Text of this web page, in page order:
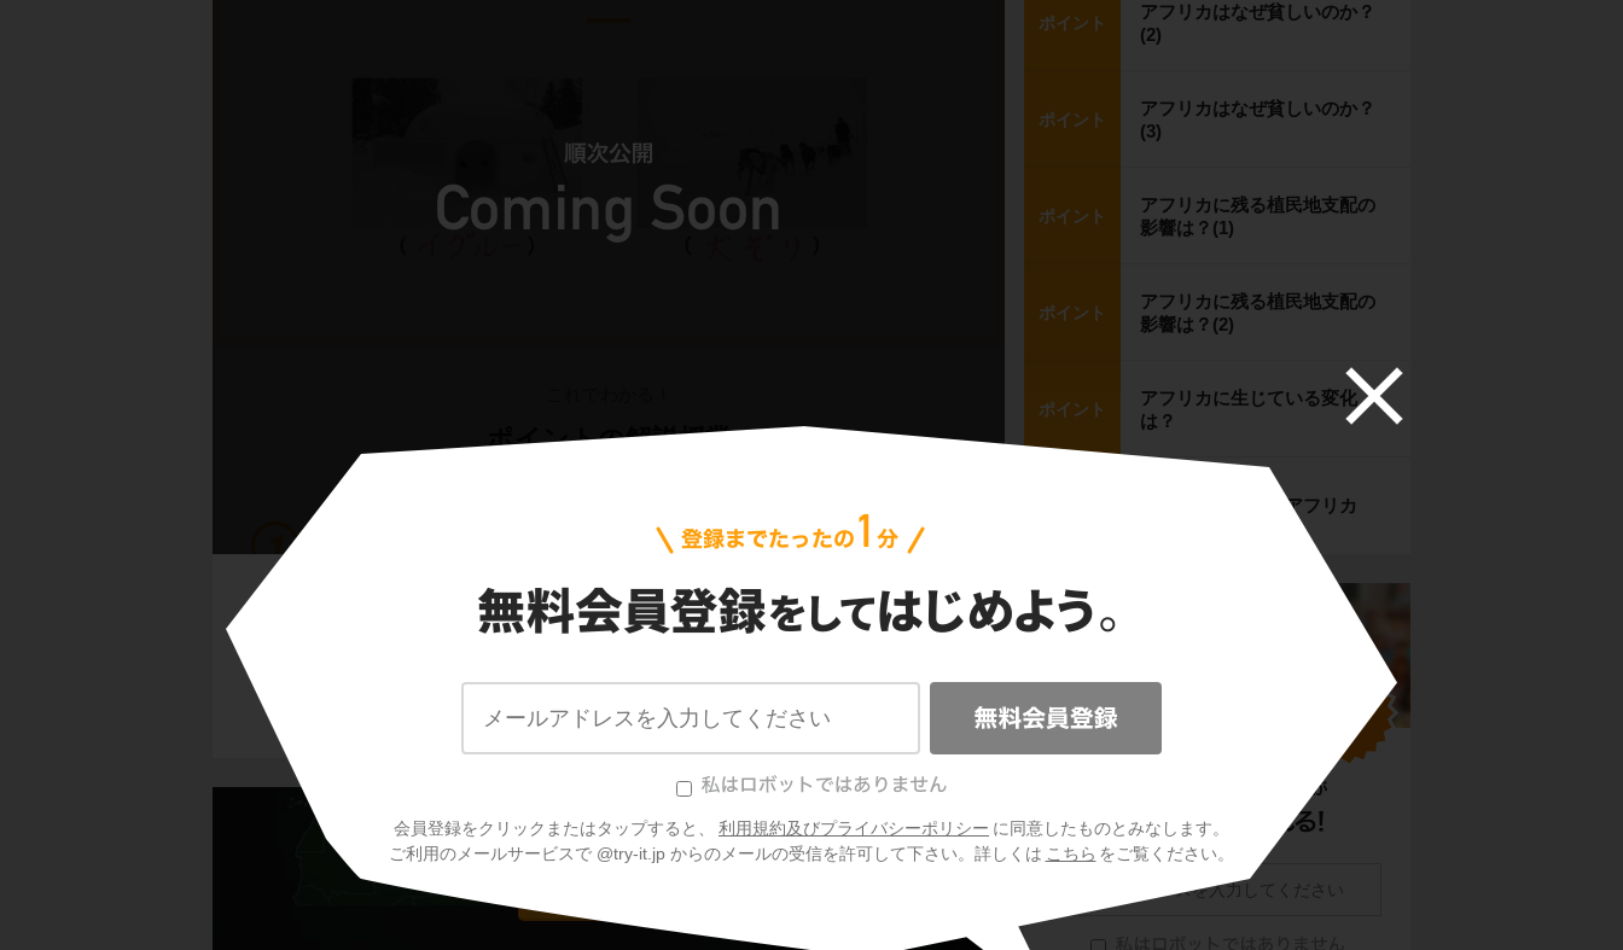
会員登録をクリックまたはタップすると、 利用規約及びプライバシーポリシー に同意したものとみなします。
ご利用のメールサービスで @try-it.jp からのメールの受信を許可して下さい。詳しくは こちら をご覧ください。
ポイントの解説授業
北アメリカ大陸に位置するカナダ。
このような場所を
寒帯と呼びます。
と呼ばれる人たちです。
彼らはいったいどんな暮らしをしているのでしょうか？
住居はイグルー、移動は犬ぞり
この授業の先生
田村 誠 先生
科学！」という哲学に基づく講義が多くの高校生・受験生を虜にし
アフリカの国々（南部）
ポイント
アフリカはなぜ貧しいのか？
(2)
ポイント
アフリカはなぜ貧しいのか？
(3)
ポイント
アフリカに残る植民地支配の
影響は？(1)
ポイント
アフリカに残る植民地支配の
影響は？(2)
ポイント
アフリカに生じている変化
は？
【確認テスト】―アフリカ